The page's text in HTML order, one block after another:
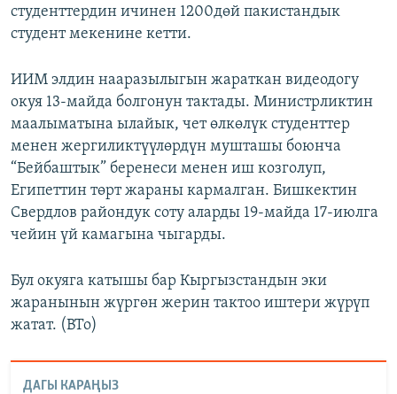
студенттердин ичинен 1200дөй пакистандык
студент мекенине кетти.
ИИМ элдин нааразылыгын жараткан видеодогу
окуя 13-майда болгонун тактады. Министрликтин
маалыматына ылайык, чет өлкөлүк студенттер
менен жергиликтүүлөрдүн мушташы боюнча
“Бейбаштык” беренеси менен иш козголуп,
Египеттин төрт жараны кармалган. Бишкектин
Свердлов райондук соту аларды 19-майда 17-июлга
чейин үй камагына чыгарды.
Бул окуяга катышы бар Кыргызстандын эки
жаранынын жүргөн жерин тактоо иштери жүрүп
жатат. (BTo)
ДАГЫ КАРАҢЫЗ